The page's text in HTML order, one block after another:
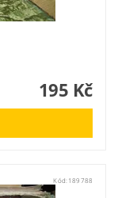
195 Kč
Kód:189788